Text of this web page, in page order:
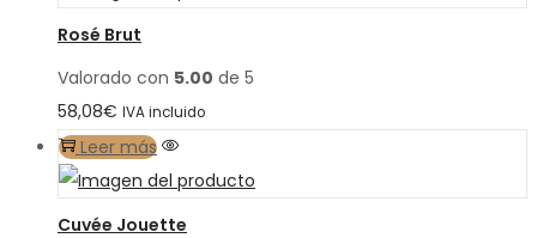
Rosé Brut
Valorado con 5.00 de 5
58,08€ IVA incluido
Leer más
Cuvée Jouette